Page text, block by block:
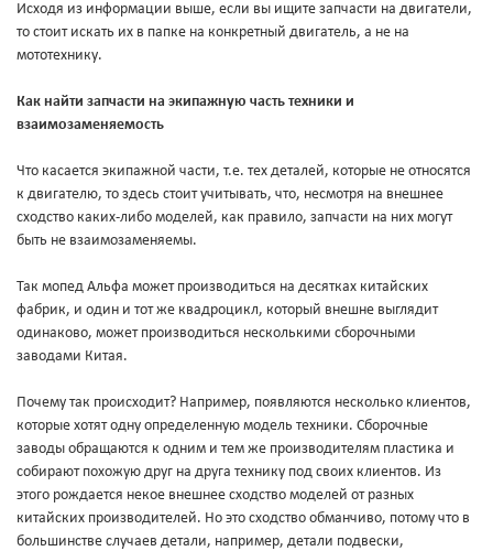
Исходя из информации выше, если вы ищите запчасти на двигатели,
то стоит искать их в папке на конкретный двигатель, а не на
мототехнику.
Как найти запчасти на экипажную часть техники и
взаимозаменяемость
Что касается экипажной части, т.е. тех деталей, которые не относятся
к двигателю, то здесь стоит учитывать, что, несмотря на внешнее
сходство каких-либо моделей, как правило, запчасти на них могут
быть не взаимозаменяемы.
Так мопед Альфа может производиться на десятках китайских
фабрик, и один и тот же квадроцикл, который внешне выглядит
одинаково, может производиться несколькими сборочными
заводами Китая.
Почему так происходит? Например, появляются несколько клиентов,
которые хотят одну определенную модель техники. Сборочные
заводы обращаются к одним и тем же производителям пластика и
собирают похожую друг на друга технику под своих клиентов. Из
этого рождается некое внешнее сходство моделей от разных
китайских производителей. Но это сходство обманчиво, потому что в
большинстве случаев детали, например, детали подвески,